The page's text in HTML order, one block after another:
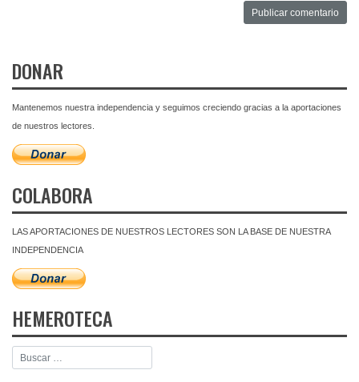
DONAR
Mantenemos nuestra independencia y seguimos creciendo gracias a la aportaciones
de nuestros lectores.
COLABORA
LAS APORTACIONES DE NUESTROS LECTORES SON LA BASE DE NUESTRA
INDEPENDENCIA
HEMEROTECA